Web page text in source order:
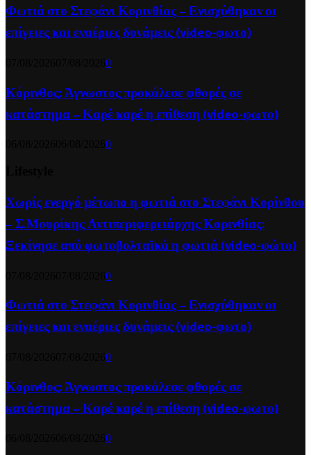
Φωτιά στο Στεφάνι Κορινθίας – Ενισχύθηκαν οι
επίγειες και εναέριες δυνάμεις (video-φωτο)
0
Κόρινθος: Άγνωστος προκάλεσε φθορές σε
κατάστημα – Καρέ καρέ η επίθεση (video-φωτο)
0
Χωρίς ενεργό μέτωπο η φωτιά στο Στεφάνι Κορίνθου
– Σ.Μουρίκης Αντιπεριφερειάρχης Κορινθίας:
Ξεκίνησε από φωτοβολταϊκά η φωτιά (video-φώτο)
0
Φωτιά στο Στεφάνι Κορινθίας – Ενισχύθηκαν οι
επίγειες και εναέριες δυνάμεις (video-φωτο)
0
Κόρινθος: Άγνωστος προκάλεσε φθορές σε
κατάστημα – Καρέ καρέ η επίθεση (video-φωτο)
0